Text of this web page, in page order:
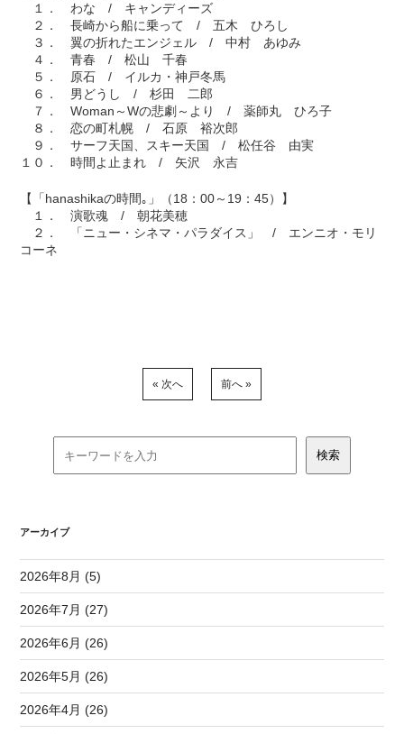
１． わな / キャンディーズ
２． 長崎から船に乗って / 五木 ひろし
３． 翼の折れたエンジェル / 中村 あゆみ
４． 青春 / 松山 千春
５． 原石 / イルカ・神戸冬馬
６． 男どうし / 杉田 二郎
７． Woman～Wの悲劇～より / 薬師丸 ひろ子
８． 恋の町札幌 / 石原 裕次郎
９． サーフ天国、スキー天国 / 松任谷 由実
１０． 時間よ止まれ / 矢沢 永吉
【「hanashikaの時間｡」（18：00～19：45）】
１． 演歌魂 / 朝花美穂
２． 「ニュー・シネマ・パラダイス」 / エンニオ・モリ
コーネ
« 次へ 前へ »
アーカイブ
2026年8月 (5)
2026年7月 (27)
2026年6月 (26)
2026年5月 (26)
2026年4月 (26)